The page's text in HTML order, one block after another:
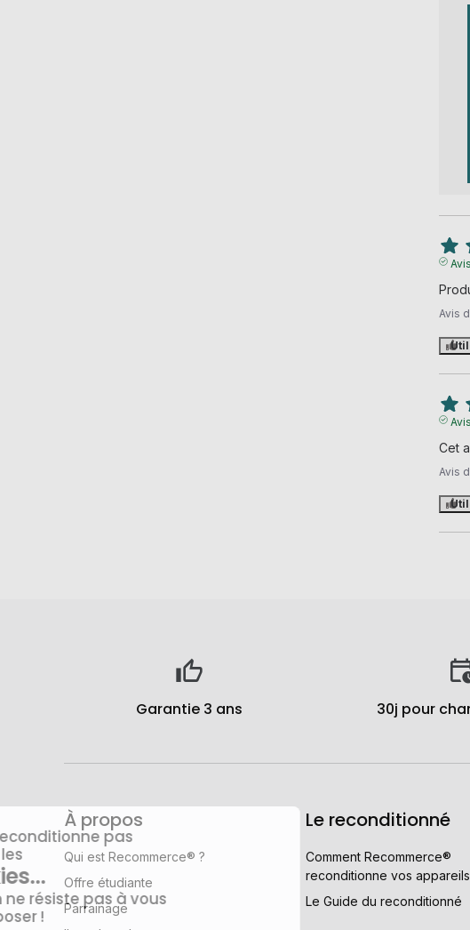
Avis
Cet
Avis
Garantie 3 ans 30j pour
À propos
Qui est Recommerce® ?
Offre étudiante
Parrainage
Le reconditionné
Comment Recommerce®
reconditionne vos
Le Guide du reconditionné